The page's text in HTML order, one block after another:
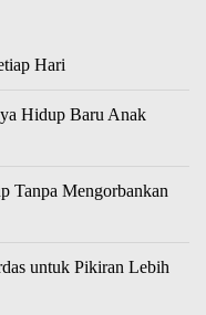
Hari
Hidup Baru Anak
Tanpa Mengorbankan
untuk Pikiran Lebih